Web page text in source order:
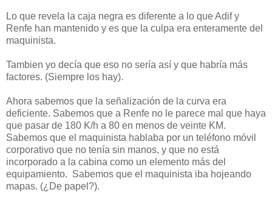
Lo que revela la caja negra es diferente a lo que Adif y
Renfe han mantenido y es que la culpa era enteramente del
maquinista.
Tambien yo decía que eso no sería así y que habría más
factores. (Siempre los hay).
Ahora sabemos que la señalización de la curva era
deficiente. Sabemos que a Renfe no le parece mal que haya
que pasar de 180 K/h a 80 en menos de veinte KM.
Sabemos que el maquinista hablaba por un teléfono móvil
corporativo que no tenía sin manos, y que no está
incorporado a la cabina como un elemento más del
equipamiento. Sabemos que el maquinista iba hojeando
mapas. (¿De papel?).